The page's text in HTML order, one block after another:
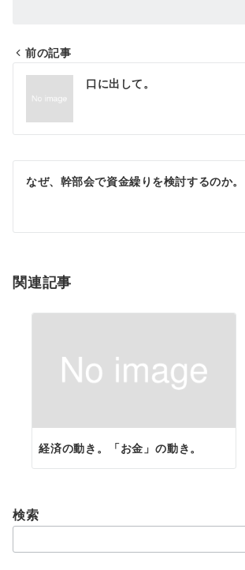
投
ナ
ビ
ゲ
シ
ン
前の記事
口に出して。
なぜ、幹部会で資金繰りを検討するのか。
関連記事
経済の動き。「お金」の動き。
検索
索：